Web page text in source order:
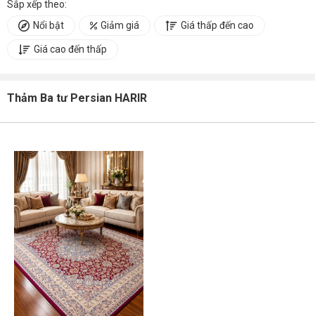
Sắp xếp theo:
Nổi bật
Giảm giá Giá thấp đến cao
Giá cao đến thấp
Thảm Ba tư Persian HARIR